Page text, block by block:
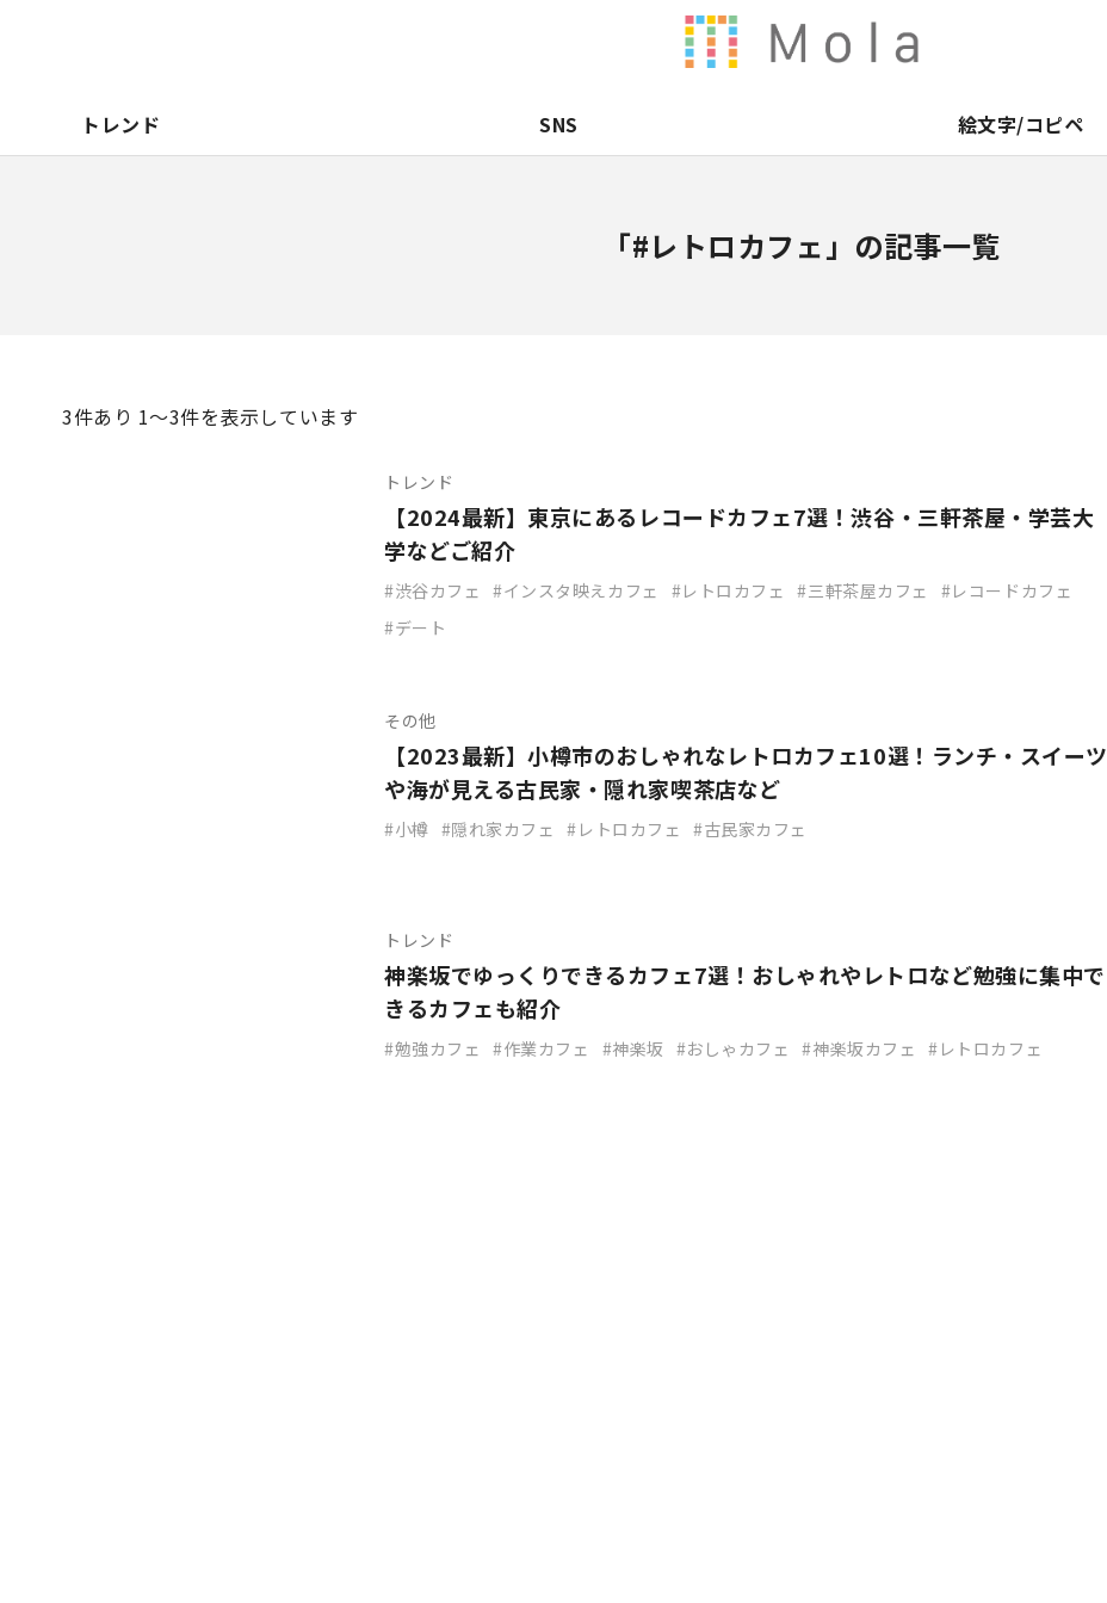
トレンド SNS 絵文字/コピペ
「#レトロカフェ」の記事一覧
3件あり 1〜3件を表示しています
トレンド
【2024最新】東京にあるレコードカフェ7選！渋谷・三軒茶屋・学芸大
学などご紹介
渋谷カフェ インスタ映えカフェ レトロカフェ 三軒茶屋カフェ
レコードカフェ
デート
その他
【2023最新】小樽市のおしゃれなレトロカフェ10選！ランチ・スイーツ
や海が見える古民家・隠れ家喫茶店など
小樽 隠れ家カフェ レトロカフェ 古民家カフェ
トレンド
神楽坂でゆっくりできるカフェ7選！おしゃれやレトロなど勉強に集中で
きるカフェも紹介
勉強カフェ 作業カフェ 神楽坂 おしゃカフェ 神楽坂カフェ レトロカフェ